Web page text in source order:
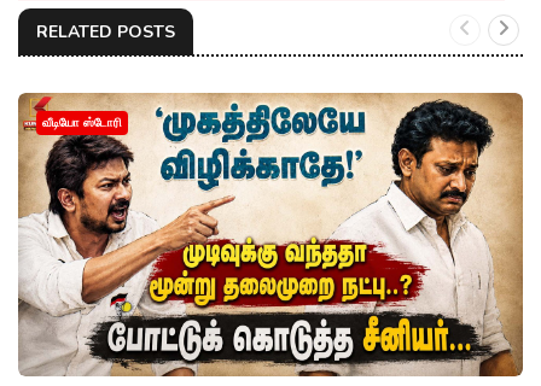
RELATED POSTS
வீடியோ ஸ்டோரி